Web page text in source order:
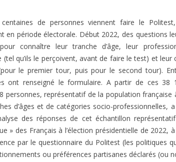
de personnes viennent faire le
en période électorale. Début 2022, des questions
connaître leur tranche d’âge, leur
qu’ils le perçoivent, avant de faire le test) et leur
(pour le premier tour, puis pour le second tour).
ont renseigné le formulaire. A partir de ces 38
personnes, représentatif de la population française
d’âges et de catégories socio-professionnelles,
des réponses de cet échantillon
» des Français à l’élection présidentielle de 2022,
par le questionnaire du Politest (les politiques
ou préférences partisanes déclarés (ou